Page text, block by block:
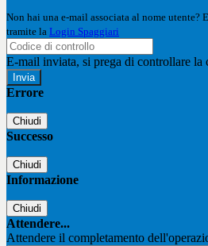
Non hai una e-mail associata al nome utente?
tramite la Login Spaggiari
E-mail inviata, si prega di controllare la
Errore
Chiudi
Successo
Chiudi
Informazione
Chiudi
Attendere...
Attendere il completamento